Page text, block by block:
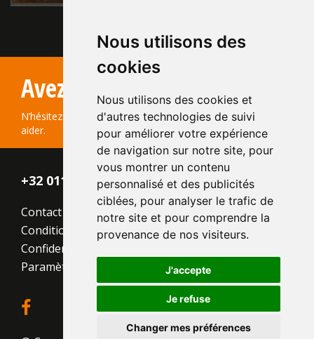
Nous utilisons des
cookies
Nous utilisons des cookies et
d'autres technologies de suivi
pour améliorer votre expérience
de navigation sur notre site, pour
vous montrer un contenu
personnalisé et des publicités
ciblées, pour analyser le trafic de
notre site et pour comprendre la
provenance de nos visiteurs.
J'accepte
Je refuse
Changer mes préférences
Sterrewaard
Format:
La structure:
Nuancée
Couleur:
Rouge
Avez-vous des questions?
N’hésitez pas à nous contacter ! Nous serons ravis de vous
aider.
+32 011 - 870 938
Contact
Conditions générales
Confidentialité
Paramètres des cookies